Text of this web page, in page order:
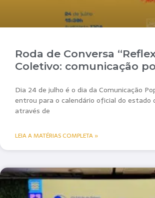
Roda de Conversa
Coletivo: comunicação
Dia 24 de julho é o dia da Comunicação
entrou para o calendário oficial do estado
através de
LEIA A MATÉRIAS COMPLETA »